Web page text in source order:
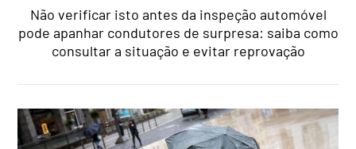
Não verificar isto antes da inspeção automóvel
pode apanhar condutores de surpresa: saiba como
consultar a situação e evitar reprovação